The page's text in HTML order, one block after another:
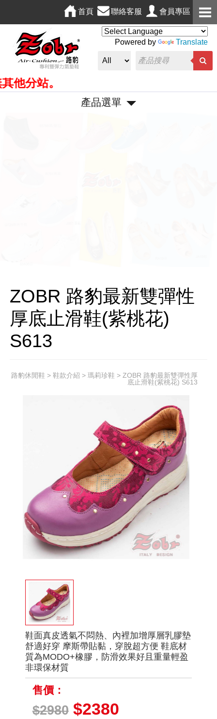
會員專區
聯絡客服
首頁
Powered by Translate
站。
產品選單
ZOBR 路豹最新雙彈性
厚底止滑鞋(紫桃花)
S613
路豹休閒鞋 > 鞋款介紹 > 瑪莉珍鞋 > ZOBR 路豹最新雙彈性厚
底止滑鞋(紫桃花) S613
鞋面真皮透氣不悶熱、內裡加增厚層乳膠墊
舒適好穿 摩斯帶貼黏，穿脫超方便 鞋底材
質為MODO+橡膠，防滑效果好且重量輕盈
非環保材質
售價：
$2980$2380